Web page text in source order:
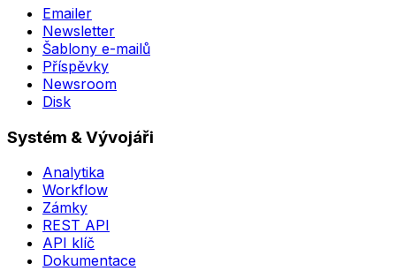
Emailer
Newsletter
Šablony e-mailů
Příspěvky
Newsroom
Disk
Systém & Vývojáři
Analytika
Workflow
Zámky
REST API
API klíč
Dokumentace